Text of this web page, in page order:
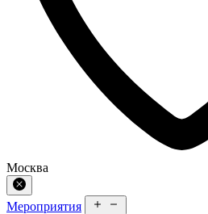
Москва
Мероприятия